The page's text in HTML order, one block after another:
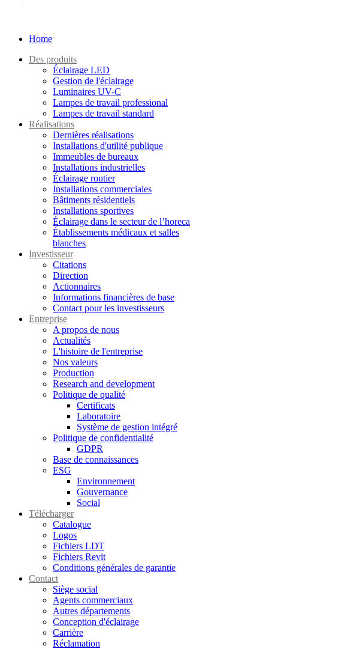
Home
Des produits
Éclairage LED
Gestion de l'éclairage
Luminaires UV-C
Lampes de travail professional
Lampes de travail standard
Réalisations
Dernières réalisations
Installations d'utilité publique
Immeubles de bureaux
Installations industrielles
Éclairage routier
Installations commerciales
Bâtiments résidentiels
Installations sportives
Éclairage dans le secteur de l’horeca
Établissements médicaux et salles
blanches
Investisseur
Citations
Direction
Actionnaires
Informations financières de base
Contact pour les investisseurs
Entreprise
A propos de nous
Actualités
L'histoire de l'entreprise
Nos valeurs
Production
Research and development
Politique de qualité
Certificats
Laboratoire
Système de gestion intégré
Politique de confidentialité
GDPR
Base de connaissances
ESG
Environnement
Gouvernance
Social
Télécharger
Catalogue
Logos
Fichiers LDT
Fichiers Revit
Conditions générales de garantie
Contact
Siège social
Agents commerciaux
Autres départements
Conception d'éclairage
Carrière
Réclamation